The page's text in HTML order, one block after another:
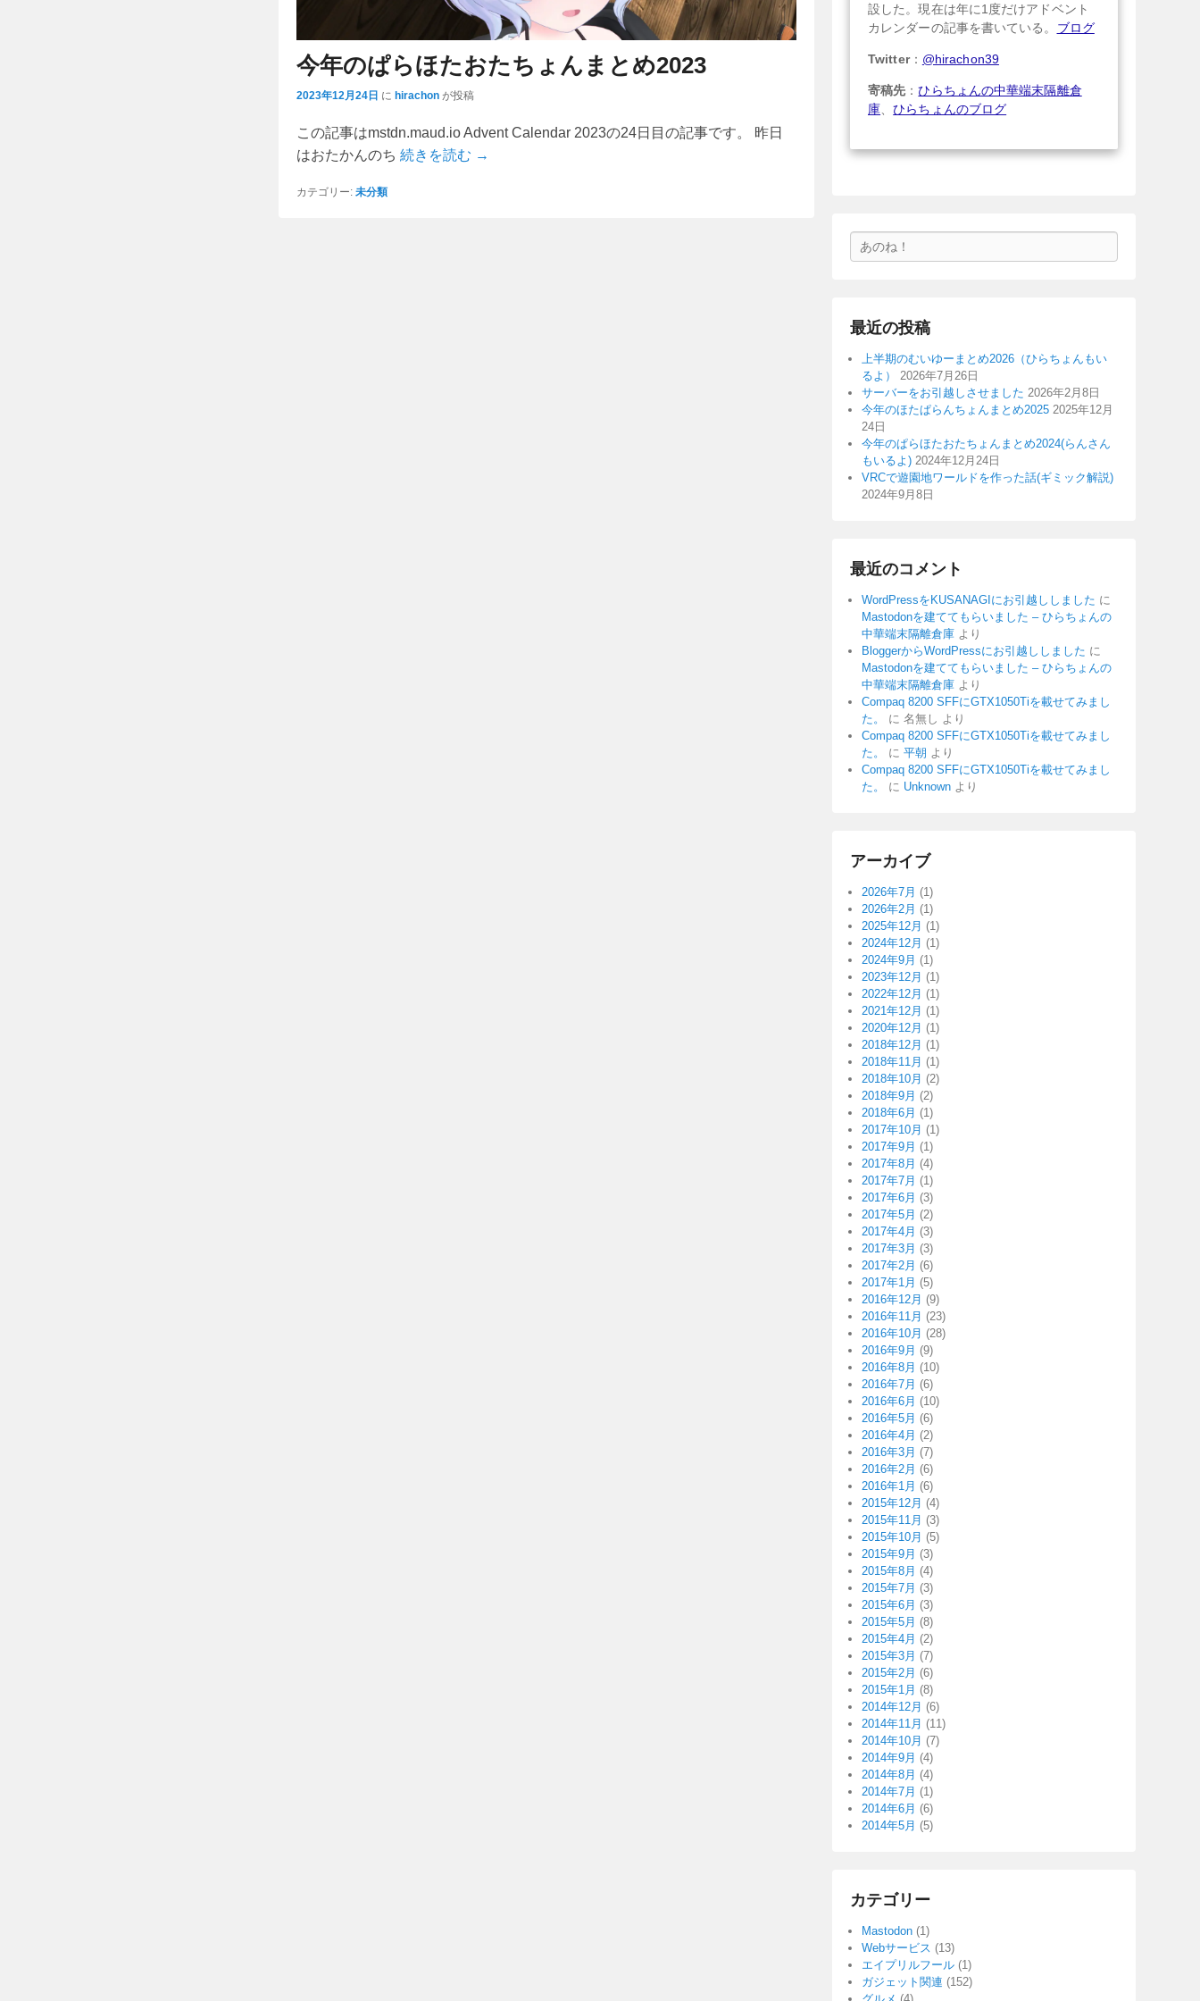
今年のぱらほたおたちょんまとめ2023
2023年12月24日 に hirachon が投稿
この記事はmstdn.maud.io Advent Calendar 2023の24日目の記事です。 昨日
はおたかんのち 続きを読む →
カテゴリー: 未分類
設した。現在は年に1度だけアドベント
カレンダーの記事を書いている。 ブログ
Twitter： @hirachon39
寄稿先 ：ひらちょんの中華端末隔離倉
庫 、ひらちょんのブログ
索
最近の投稿
上半期のむいゆーまとめ2026（ひらちょんもい
るよ）
2026年7月26日
サーバーをお引越しさせました 2026年2月8日
今年のほたぱらんちょんまとめ2025 2025年12月
24日
今年のぱらほたおたちょんまとめ2024(らんさん
もいるよ) 2024年12月24日
VRCで遊園地ワールドを作った話(ギミック解説)
2024年9月8日
最近のコメント
WordPressをKUSANAGIにお引越ししました に
Mastodonを建ててもらいました – ひらちょんの
中華端末隔離倉庫 より
BloggerからWordPressにお引越ししました に
Mastodonを建ててもらいました – ひらちょんの
中華端末隔離倉庫 より
Compaq 8200 SFFにGTX1050Tiを載せてみまし
た。
に 名無し より
Compaq 8200 SFFにGTX1050Tiを載せてみまし
た。
に 平朝 より
Compaq 8200 SFFにGTX1050Tiを載せてみまし
た。
に Unknown より
アーカイブ
2026年7月 (1)
2026年2月 (1)
2025年12月 (1)
2024年12月 (1)
2024年9月 (1)
2023年12月 (1)
2022年12月 (1)
2021年12月 (1)
2020年12月 (1)
2018年12月 (1)
2018年11月 (1)
2018年10月 (2)
2018年9月 (2)
2018年6月 (1)
2017年10月 (1)
2017年9月 (1)
2017年8月 (4)
2017年7月 (1)
2017年6月 (3)
2017年5月 (2)
2017年4月 (3)
2017年3月 (3)
2017年2月 (6)
2017年1月 (5)
2016年12月 (9)
2016年11月 (23)
2016年10月 (28)
2016年9月 (9)
2016年8月 (10)
2016年7月 (6)
2016年6月 (10)
2016年5月 (6)
2016年4月 (2)
2016年3月 (7)
2016年2月 (6)
2016年1月 (6)
2015年12月 (4)
2015年11月 (3)
2015年10月 (5)
2015年9月 (3)
2015年8月 (4)
2015年7月 (3)
2015年6月 (3)
2015年5月 (8)
2015年4月 (2)
2015年3月 (7)
2015年2月 (6)
2015年1月 (8)
2014年12月 (6)
2014年11月 (11)
2014年10月 (7)
2014年9月 (4)
2014年8月 (4)
2014年7月 (1)
2014年6月 (6)
2014年5月 (5)
カテゴリー
Mastodon (1)
Webサービス (13)
エイプリルフール (1)
ガジェット関連 (152)